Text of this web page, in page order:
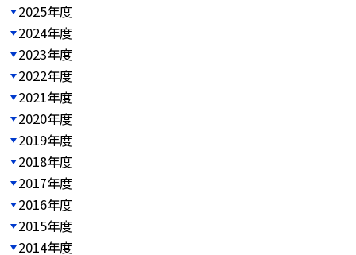
2025年度
2024年度
2023年度
2022年度
2021年度
2020年度
2019年度
2018年度
2017年度
2016年度
2015年度
2014年度